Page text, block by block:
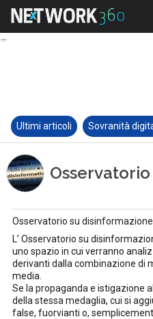
Ultimi articoli Sovranità
Osservatorio su
L’ Osservatorio su
uno spazio in cui verranno
derivanti dalla combinazione di
media.
Se la propaganda e istigazione
della stessa medaglia, cui si
false, fuorvianti o,